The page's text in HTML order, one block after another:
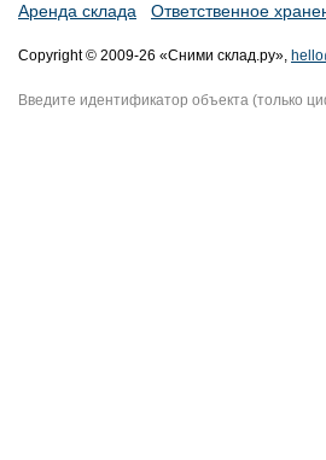
Аренда склада Ответственное
Copyright © 2009-26 «Сними склад.ру»,
Введите идентификатор объекта (только